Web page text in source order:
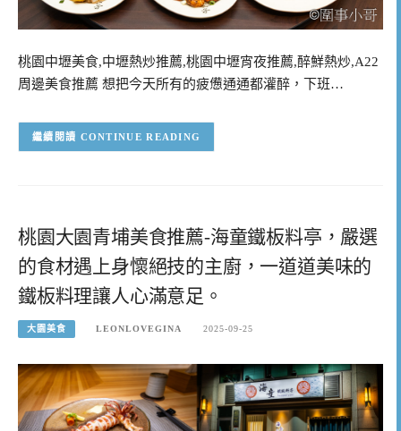
桃園中壢美食,中壢熱炒推薦,桃園中壢宵夜推薦,醉鮮熱炒,A22
周邊美食推薦 想把今天所有的疲憊通通都灌醉，下班…
CONTINUE READING
桃園大園青埔美食推薦-海童鐵板料亭，嚴選
的食材遇上身懷絕技的主廚，一道道美味的
鐵板料理讓人心滿意足。
大園美食 LEONLOVEGINA 2025-09-25